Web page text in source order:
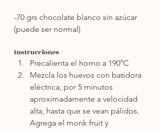
-70 grs chocolate blanco sin azúcar
(puede ser normal)
Instrucciones
Precalienta el horno a 190°C
Mezcla los huevos con batidora
eléctrica, por 5 minutos
aproximadamente a velocidad
alta, hasta que se vean pálidos.
Agrega el monk fruit y